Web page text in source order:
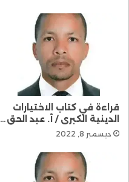
قراءة في كتاب الاختيارات
الدينية الكبرى / أ. عبد الحق…
ديسمبر 8, 2022